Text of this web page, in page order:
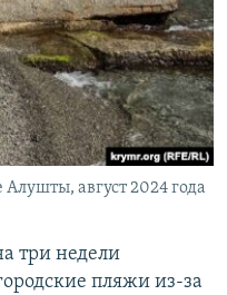
август 2024 года
три недели
пляжи из-за